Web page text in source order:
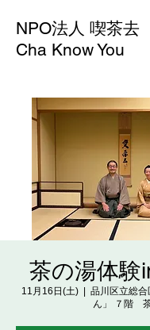
NPO法人 喫茶去
Cha Know You
茶の湯体験
11月16日(土)
  |
品川区立総
ん」 ７階